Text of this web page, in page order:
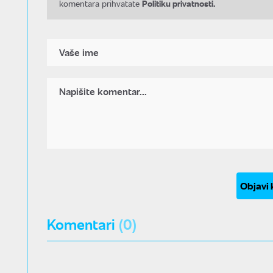
komentara prihvatate Politiku privatnosti.
Objavi
Komentari (0)